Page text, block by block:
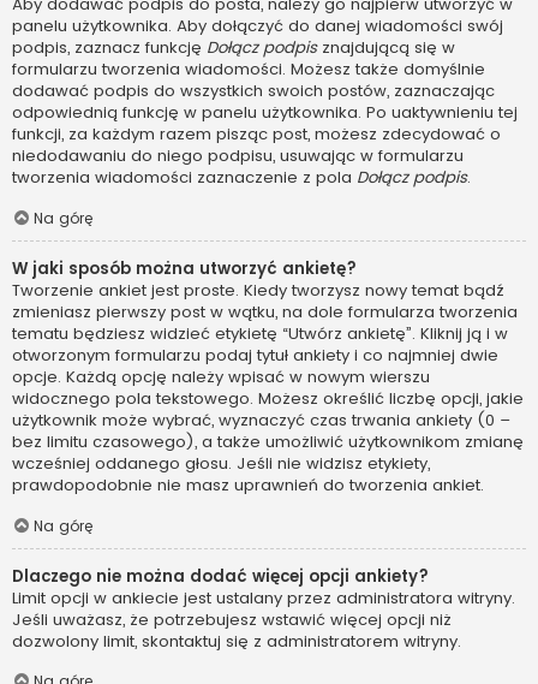
panelu użytkownika. Aby dołączyć do danej wiadomości swój
podpis, zaznacz funkcję Dołącz podpisznajdującą się w
formularzu tworzenia wiadomości. Możesz także domyślnie
dodawać podpis do wszystkich swoich postów, zaznaczając
odpowiednią funkcję w panelu użytkownika. Po uaktywnieniu tej
funkcji, za każdym razem pisząc post, możesz zdecydować o
niedodawaniu do niego podpisu, usuwając w formularzu
tworzenia wiadomości zaznaczenie z pola Dołącz podpis.
Na górę
W jaki sposób można utworzyć ankietę?
Tworzenie ankiet jest proste. Kiedy tworzysz nowy temat bądź
zmieniasz pierwszy post w wątku, na dole formularza tworzenia
tematu będziesz widzieć etykietę “Utwórz ankietę”. Kliknij ją i w
otworzonym formularzu podaj tytuł ankiety i co najmniej dwie
opcje. Każdą opcję należy wpisać w nowym wierszu
widocznego pola tekstowego. Możesz określić liczbę opcji, jakie
użytkownik może wybrać, wyznaczyć czas trwania ankiety (0 –
bez limitu czasowego), a także umożliwić użytkownikom zmianę
wcześniej oddanego głosu. Jeśli nie widzisz etykiety,
prawdopodobnie nie masz uprawnień do tworzenia ankiet.
Na górę
Dlaczego nie można dodać więcej opcji ankiety?
Limit opcji w ankiecie jest ustalany przez administratora witryny.
Jeśli uważasz, że potrzebujesz wstawić więcej opcji niż
dozwolony limit, skontaktuj się z administratorem witryny.